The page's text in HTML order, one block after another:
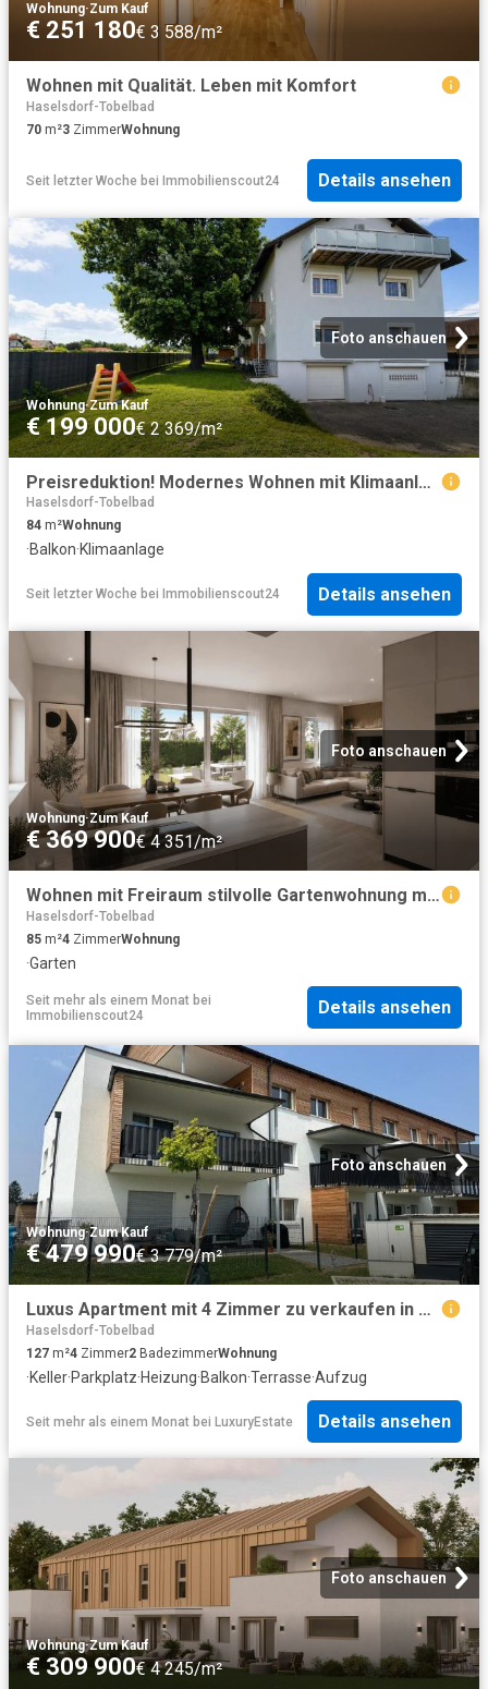
Wohnung·Zum Kauf
€ 251 180€ 3 588/m²
Wohnen mit Qualität. Leben mit Komfort
Haselsdorf-Tobelbad
70 m²3 ZimmerWohnung
Seit letzter Woche bei Immobilienscout24 Details ansehen
Foto anschauen
Wohnung·Zum Kauf
€ 199 000€ 2 369/m²
Preisreduktion! Modernes Wohnen mit Klimaanlage und Sonnenbalkon
Haselsdorf-Tobelbad
84 m²Wohnung
·Balkon·Klimaanlage
Seit letzter Woche bei Immobilienscout24 Details ansehen
Foto anschauen
Wohnung·Zum Kauf
€ 369 900€ 4 351/m²
Wohnen mit Freiraum stilvolle Gartenwohnung mit sonnigem Eigengarten
Haselsdorf-Tobelbad
85 m²4 ZimmerWohnung
·Garten
Seit mehr als einem Monat bei
Immobilienscout24
Details ansehen
Foto anschauen
Wohnung·Zum Kauf
€ 479 990€ 3 779/m²
Luxus Apartment mit 4 Zimmer zu verkaufen in Lannach, Österreich
Haselsdorf-Tobelbad
127 m²4 Zimmer2 BadezimmerWohnung
·Keller·Parkplatz·Heizung·Balkon·Terrasse·Aufzug
Seit mehr als einem Monat bei LuxuryEstate Details ansehen
Foto anschauen
Wohnung·Zum Kauf
€ 309 900€ 4 245/m²